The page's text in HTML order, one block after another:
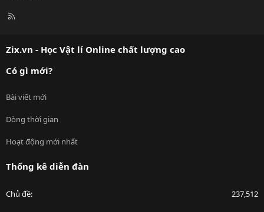
R
Zix.vn - Học Vật lí Online chất lượng cao
Có gì mới?
Bài viết mới
Dòng thời gian
Hoạt động mới nhất
Thống kê diễn đàn
Chủ đề 237,512